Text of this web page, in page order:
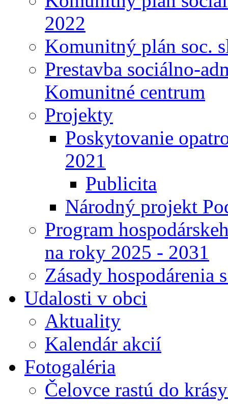
2022
Komunitný plán soc.
Prestavba sociálno-
Komunitné centrum
Projekty
Poskytovanie
2021
Publicita
Národný projekt
Program
na roky 2025 - 2031
Zásady hospodárenia
Udalosti v obci
Aktuality
Kalendár akcií
Fotogaléria
Čelovce rastú do